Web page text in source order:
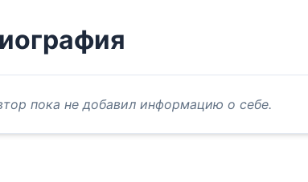
пока не добавил информацию о себе.